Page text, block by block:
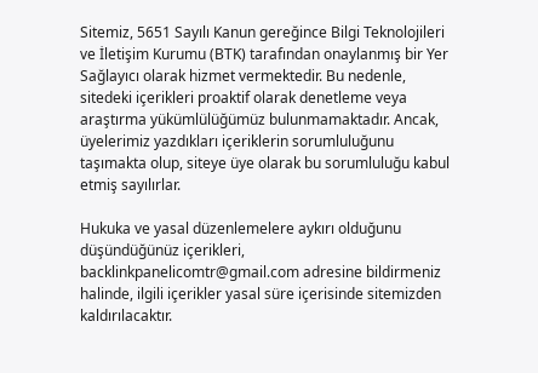
Sitemiz, 5651 Sayılı Kanun gereğince Bilgi Teknolojileri
ve İletişim Kurumu (BTK) tarafından onaylanmış bir Yer
Sağlayıcı olarak hizmet vermektedir. Bu nedenle,
sitedeki içerikleri proaktif olarak denetleme veya
araştırma yükümlülüğümüz bulunmamaktadır. Ancak,
üyelerimiz yazdıkları içeriklerin sorumluluğunu
taşımakta olup, siteye üye olarak bu sorumluluğu kabul
etmiş sayılırlar.
Hukuka ve yasal düzenlemelere aykırı olduğunu
düşündüğünüz içerikleri,
backlinkpanelicomtr@gmail.comadresine bildirmeniz
halinde, ilgili içerikler yasal süre içerisinde sitemizden
kaldırılacaktır.